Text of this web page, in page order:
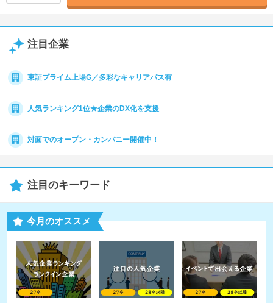
就活ニュースペーパー よくある質問
注目企業
東証プライム上場G／多彩なキャリアパス有
人気ランキング1位★企業のDX化を支援
対面でのオープン・カンパニー開催中！
注目のキーワード
今月のオススメ